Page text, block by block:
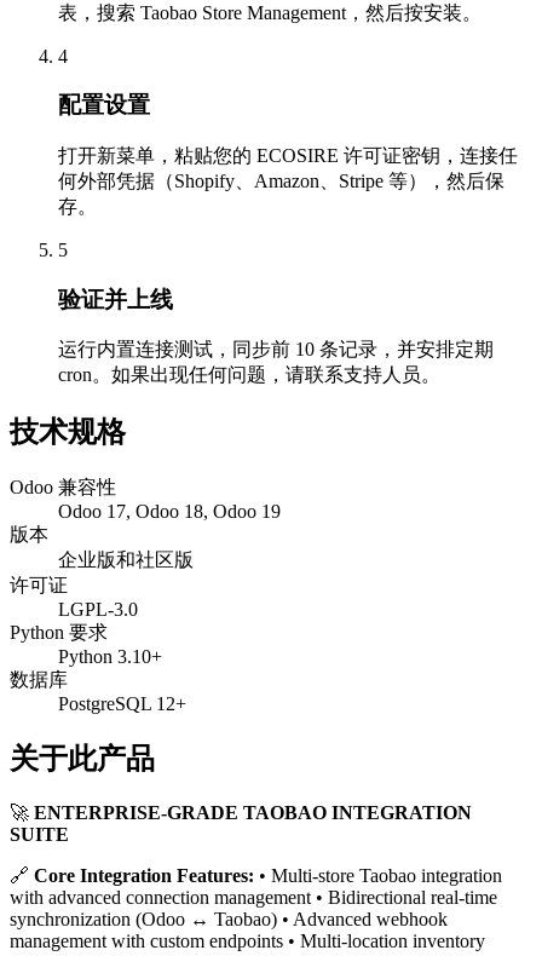
表，搜索 Taobao Store Management，然后按安装。
4
配置设置
打开新菜单，粘贴您的 ECOSIRE 许可证密钥，连接任
何外部凭据（Shopify、Amazon、Stripe 等），然后保
存。
5
验证并上线
运行内置连接测试，同步前 10 条记录，并安排定期
cron。如果出现任何问题，请联系支持人员。
技术规格
Odoo 兼容性
Odoo 17, Odoo 18, Odoo 19
版本
企业版和社区版
许可证
LGPL-3.0
Python 要求
Python 3.10+
数据库
PostgreSQL 12+
关于此产品
🚀 ENTERPRISE-GRADE TAOBAO INTEGRATION
SUITE
🔗 Core Integration Features: • Multi-store Taobao integration
with advanced connection management • Bidirectional real-time
synchronization (Odoo ↔ Taobao) • Advanced webhook
management with custom endpoints • Multi-location inventory